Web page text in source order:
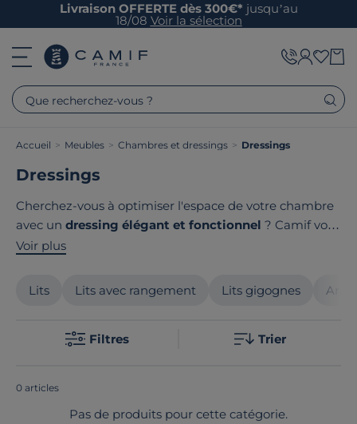
Livraison OFFERTE dès 300€* jusqu’au
18/08 Voir la sélection
Que recherchez-vous ?
Accueil > Meubles > Chambres et dressings > Dressings
Dressings
Cherchez-vous à optimiser l'espace de votre chambre
avec un dressing élégant et fonctionnel ? Camif vous
propose des dressings adaptés à tous les intérieurs.
qualité et un design contemporain. Ils s'intègrent
parfaitement à votre espace et d'ajouter une touche
nos produits ? Ils sont tous
fabriqués en France
Voir plus
Lits Lits avec rangement Lits gigognes
Filtres Trier
0 articles
Pas de produits pour cette catégorie.